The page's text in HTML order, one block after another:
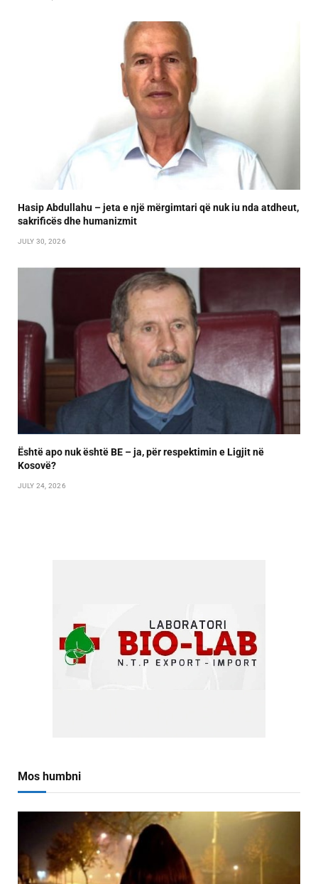
Hasip Abdullahu – jeta e një mërgimtari që nuk iu nda atdheut,
sakrificës dhe humanizmit
JULY 30, 2026
Është apo nuk është BE – ja, për respektimin e Ligjit në
Kosovë?
JULY 24, 2026
Mos humbni